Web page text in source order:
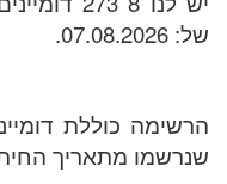
של: 07.08.2026.
הרשימה כוללת
שנרשמו מתאריך